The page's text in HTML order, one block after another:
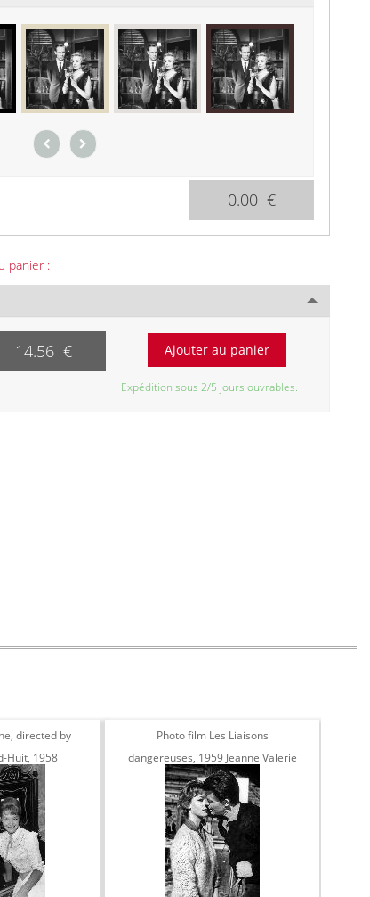
0.00 €
panier :
14.56 €
Expédition sous 2/5 jours ouvrables.
directed by
Huit, 1958
Photo film Les Liaisons
dangereuses, 1959 Jeanne Valerie
et Gérard Philipe